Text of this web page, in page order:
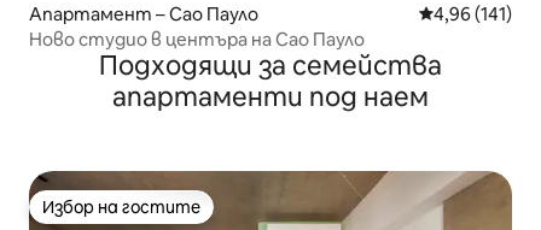
Апартамент – Сао Пауло Средна
4,96 (141)
Ново студио в центъра на Сао Пауло
Подходящи за семейства
апартаменти под наем
Избор на гостите
Избор на гостите